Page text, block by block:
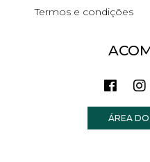
Termos e condições
ÁREA